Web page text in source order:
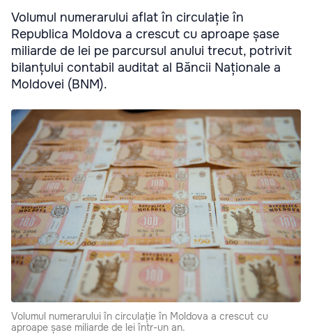
Volumul numerarului aflat în circulație în
Republica Moldova a crescut cu aproape șase
miliarde de lei pe parcursul anului trecut, potrivit
bilanțului contabil auditat al Băncii Naționale a
Moldovei (BNM).
Volumul numerarului în circulație în Moldova a crescut cu
aproape șase miliarde de lei într-un an.